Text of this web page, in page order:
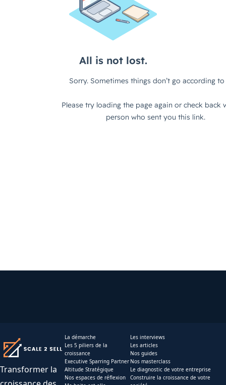
Transformer la
La démarche
Les 5 piliers de la
croissance
Executive Sparring Partner
Altitude Stratégique
Nos espaces de réflexion
Les interviews
Les articles
Nos guides
Nos masterclass
Le diagnostic de votre entreprise
Construire la croissance de votre